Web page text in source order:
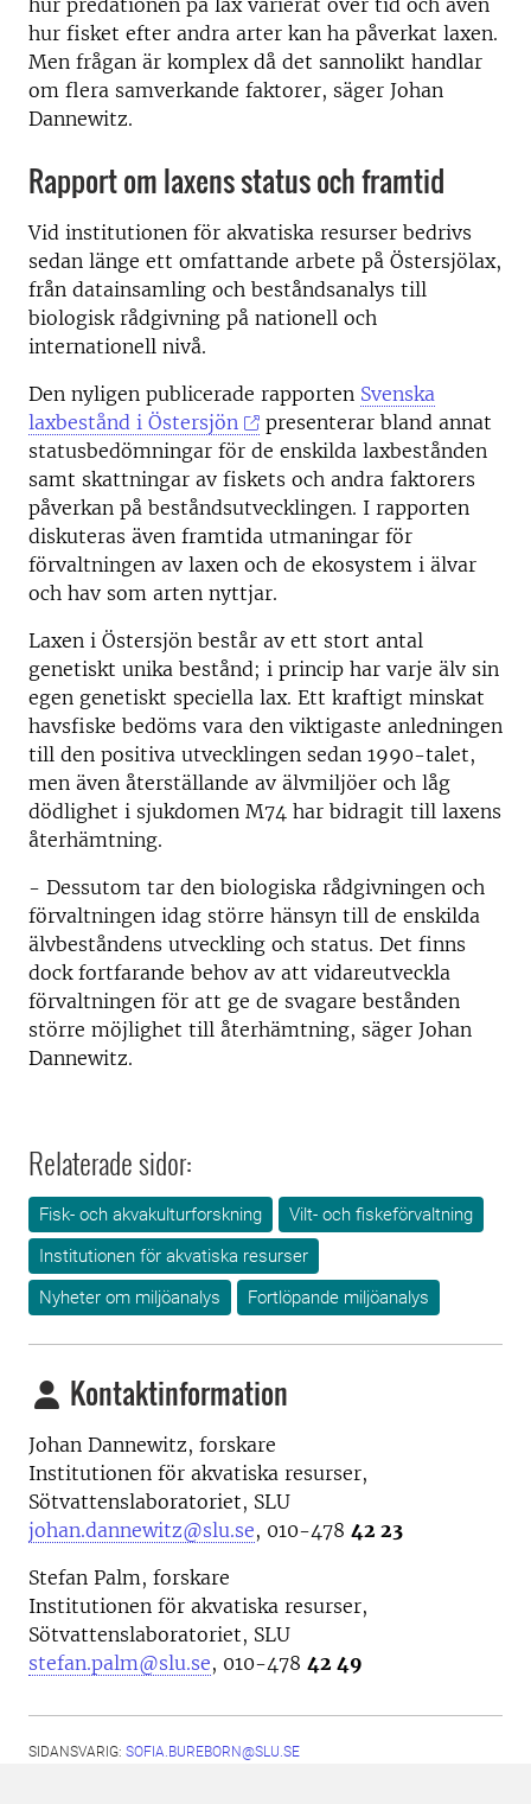
hur predationen på lax varierat över tid och även
hur fisket efter andra arter kan ha påverkat laxen.
Men frågan är komplex då det sannolikt handlar
om flera samverkande faktorer, säger Johan
Dannewitz.
Rapport om laxens status och framtid
Vid institutionen för akvatiska resurser bedrivs
sedan länge ett omfattande arbete på Östersjölax,
från datainsamling och beståndsanalys till
biologisk rådgivning på nationell och
internationell nivå.
Den nyligen publicerade rapporten Svenska
laxbestånd i Östersjön
presenterar bland annat
statusbedömningar för de enskilda laxbestånden
samt skattningar av fiskets och andra faktorers
påverkan på beståndsutvecklingen. I rapporten
diskuteras även framtida utmaningar för
förvaltningen av laxen och de ekosystem i älvar
och hav som arten nyttjar.
Laxen i Östersjön består av ett stort antal
genetiskt unika bestånd; i princip har varje älv sin
egen genetiskt speciella lax. Ett kraftigt minskat
havsfiske bedöms vara den viktigaste anledningen
till den positiva utvecklingen sedan 1990-talet,
men även återställande av älvmiljöer och låg
dödlighet i sjukdomen M74 har bidragit till laxens
återhämtning.
- Dessutom tar den biologiska rådgivningen och
förvaltningen idag större hänsyn till de enskilda
älvbeståndens utveckling och status. Det finns
dock fortfarande behov av att vidareutveckla
förvaltningen för att ge de svagare bestånden
större möjlighet till återhämtning, säger Johan
Dannewitz.
Relaterade sidor:
Fisk- och akvakulturforskning
Vilt- och fiskeförvaltning
Institutionen för akvatiska resurser
Nyheter om miljöanalys
Fortlöpande miljöanalys
Kontaktinformation
Johan Dannewitz, forskare
Institutionen för akvatiska resurser,
Sötvattenslaboratoriet, SLU
johan.dannewitz@slu.se, 010-478 42 23
Stefan Palm, forskare
Institutionen för akvatiska resurser,
Sötvattenslaboratoriet, SLU
stefan.palm@slu.se, 010-478 42 49
SIDANSVARIG: SOFIA.BUREBORN@SLU.SE